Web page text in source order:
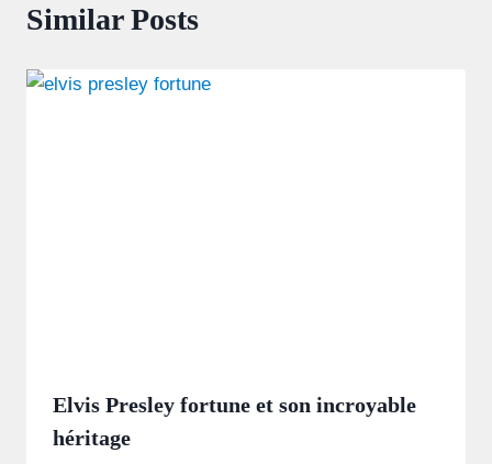
Similar Posts
Elvis Presley fortune et son incroyable
héritage